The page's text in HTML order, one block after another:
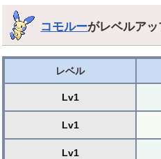
コモルーがレベルア
レベル
Lv1
Lv1
Lv1